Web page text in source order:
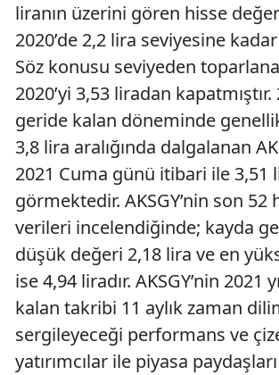
liranın üzerini gören hisse
2020’de 2,2 lira seviyesine
Söz konusu seviyeden
2020’yi 3,53 liradan kapatmıştır.
geride kalan döneminde
3,8 lira aralığında dalgalanan
2021 Cuma günü itibari ile 3,51
görmektedir. AKSGY’nin son 52
verileri incelendiğinde; kayda
düşük değeri 2,18 lira ve en
ise 4,94 liradır. AKSGY’nin 2021
kalan takribi 11 aylık zaman
sergileyeceği performans ve
yatırımcılar ile piyasa